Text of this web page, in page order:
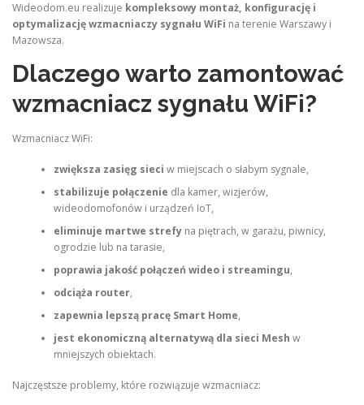
Wideodom.eu realizuje kompleksowy montaż, konfigurację i
optymalizację wzmacniaczy sygnału WiFi na terenie Warszawy i
Mazowsza.
Dlaczego warto zamontować
wzmacniacz sygnału WiFi?
Wzmacniacz WiFi:
zwiększa zasięg sieci w miejscach o słabym sygnale,
stabilizuje połączenie dla kamer, wizjerów,
wideodomofonów i urządzeń IoT,
eliminuje martwe strefyna piętrach, w garażu, piwnicy,
ogrodzie lub na tarasie,
poprawia jakość połączeń wideo i streamingu,
odciąża router,
zapewnia lepszą pracę Smart Home,
jest ekonomiczną alternatywą dla sieci Mesh w
mniejszych obiektach.
Najczęstsze problemy, które rozwiązuje wzmacniacz: